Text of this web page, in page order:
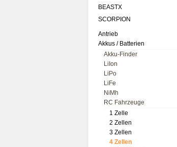
BEASTX
SCORPION
Antrieb
Akkus / Batterien
Akku-Finder
LiIon
LiPo
LiFe
NiMh
RC Fahrzeuge
1 Zelle
2 Zellen
3 Zellen
4 Zellen